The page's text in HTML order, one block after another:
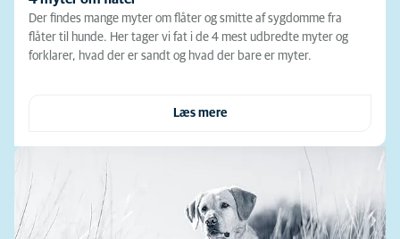
Der findes mange myter om flåter og smitte af sygdomme fra
flåter til hunde. Her tager vi fat i de 4 mest udbredte myter og
forklarer, hvad der er sandt og hvad der bare er myter.
Læs mere